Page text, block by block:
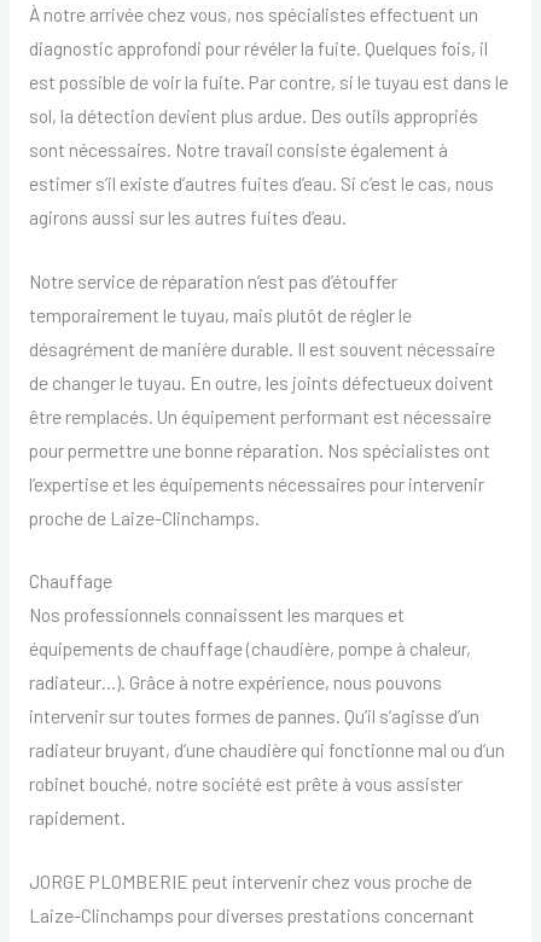
À notre arrivée chez vous, nos spécialistes effectuent un
diagnostic approfondi pour révéler la fuite. Quelques fois, il
est possible de voir la fuite. Par contre, si le tuyau est dans le
sol, la détection devient plus ardue. Des outils appropriés
sont nécessaires. Notre travail consiste également à
estimer s’il existe d’autres fuites d’eau. Si c’est le cas, nous
agirons aussi sur les autres fuites d’eau.
Notre service de réparation n’est pas d’étouffer
temporairement le tuyau, mais plutôt de régler le
désagrément de manière durable. Il est souvent nécessaire
de changer le tuyau. En outre, les joints défectueux doivent
être remplacés. Un équipement performant est nécessaire
pour permettre une bonne réparation. Nos spécialistes ont
l’expertise et les équipements nécessaires pour intervenir
proche de Laize-Clinchamps.
Chauffage
Nos professionnels connaissent les marques et
équipements de chauffage (chaudière, pompe à chaleur,
radiateur…). Grâce à notre expérience, nous pouvons
intervenir sur toutes formes de pannes. Qu’il s’agisse d’un
radiateur bruyant, d’une chaudière qui fonctionne mal ou d’un
robinet bouché, notre société est prête à vous assister
rapidement.
JORGE PLOMBERIE peut intervenir chez vous proche de
Laize-Clinchamps pour diverses prestations concernant